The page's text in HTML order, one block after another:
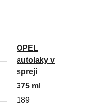
OPEL
autolaky v
spreji
375 ml
189